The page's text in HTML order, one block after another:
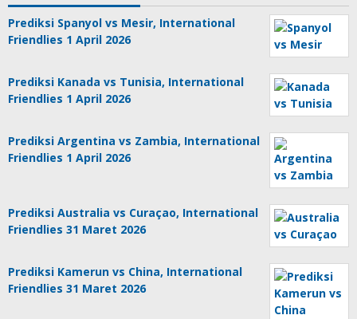
Prediksi Spanyol vs Mesir, International
Friendlies 1 April 2026
Prediksi Kanada vs Tunisia, International
Friendlies 1 April 2026
Prediksi Argentina vs Zambia, International
Friendlies 1 April 2026
Prediksi Australia vs Curaçao, International
Friendlies 31 Maret 2026
Prediksi Kamerun vs China, International
Friendlies 31 Maret 2026